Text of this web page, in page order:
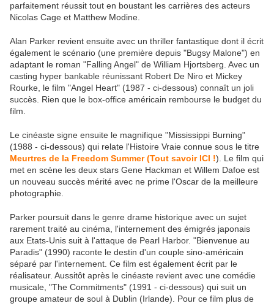
parfaitement réussit tout en boustant les carrières des acteurs
Nicolas Cage et Matthew Modine.
Alan Parker revient ensuite avec un thriller fantastique dont il écrit
également le scénario (une première depuis "Bugsy Malone") en
adaptant le roman "Falling Angel" de William Hjortsberg. Avec un
casting hyper bankable réunissant Robert De Niro et Mickey
Rourke, le film "Angel Heart" (1987 - ci-dessous) connaît un joli
succès. Rien que le box-office américain rembourse le budget du
film.
Le cinéaste signe ensuite le magnifique "Mississippi Burning"
(1988 - ci-dessous) qui relate l'Histoire Vraie connue sous le titre
Meurtres de la Freedom Summer (Tout savoir ICI !). Le film qui
met en scène les deux stars Gene Hackman et Willem Dafoe est
un nouveau succès mérité avec ne prime l'Oscar de la meilleure
photographie.
Parker poursuit dans le genre drame historique avec un sujet
rarement traité au cinéma, l'internement des émigrés japonais
aux Etats-Unis suit à l'attaque de Pearl Harbor. "Bienvenue au
Paradis" (1990) raconte le destin d'un couple sino-américain
séparé par l'internement. Ce film est également écrit par le
réalisateur. Aussitôt après le cinéaste revient avec une comédie
musicale, "The Commitments" (1991 - ci-dessous) qui suit un
groupe amateur de soul à Dublin (Irlande). Pour ce film plus de